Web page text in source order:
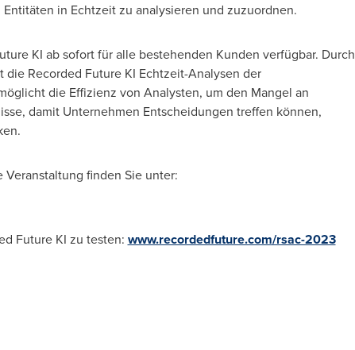
in Echtzeit zu analysieren und zuzuordnen.
KI ab sofort für alle bestehenden Kunden verfügbar. Durch
Recorded Future KI Echtzeit-Analysen der
die Effizienz von Analysten, um den Mangel an
damit Unternehmen Entscheidungen treffen können,
finden Sie unter:
Future KI zu testen: www.recordedfuture.com/rsac-2023